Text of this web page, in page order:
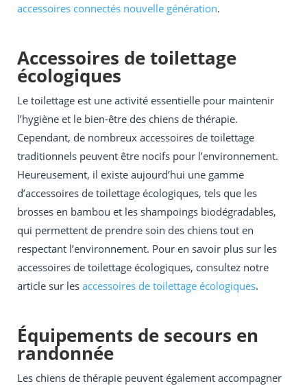
accessoires connectés nouvelle génération.
Accessoires de toilettage
écologiques
Le toilettage est une activité essentielle pour maintenir
l’hygiène et le bien-être des chiens de thérapie.
Cependant, de nombreux accessoires de toilettage
traditionnels peuvent être nocifs pour l’environnement.
Heureusement, il existe aujourd’hui une gamme
d’accessoires de toilettage écologiques, tels que les
brosses en bambou et les shampoings biodégradables,
qui permettent de prendre soin des chiens tout en
respectant l’environnement. Pour en savoir plus sur les
accessoires de toilettage écologiques, consultez notre
article sur les accessoires de toilettage écologiques.
Équipements de secours en
randonnée
Les chiens de thérapie peuvent également accompagner